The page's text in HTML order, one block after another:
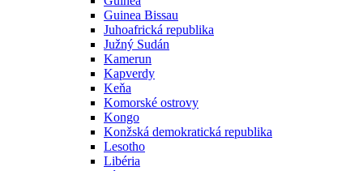
Guinea Bissau
Juhoafrická republika
Južný Sudán
Kamerun
Kapverdy
Keňa
Komorské ostrovy
Kongo
Konžská demokratická republika
Lesotho
Libéria